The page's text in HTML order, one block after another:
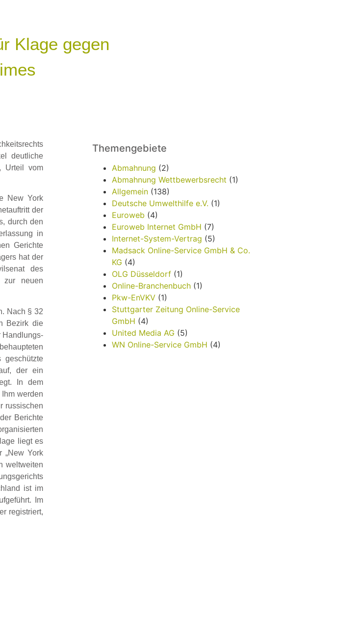
Klage gegen
deutliche
Urteil vom
New York
der
durch den
in
Gerichte
hat der
des
zur neuen
Nach § 32
Bezirk die
Handlungs-
geschützte
der ein
In dem
werden
russischen
Berichte
liegt es
„New York
weltweiten
ist im
Im
registriert,
Themengebiete
Abmahnung (2)
Abmahnung Wettbewerbsrecht (1)
Allgemein (138)
Deutsche Umwelthilfe e.V. (1)
Euroweb (4)
Euroweb Internet GmbH (7)
Internet-System-Vertrag (5)
Madsack Online-Service GmbH & Co.
KG (4)
OLG Düsseldorf (1)
Online-Branchenbuch (1)
Pkw-EnVKV (1)
Stuttgarter Zeitung Online-Service
GmbH (4)
United Media AG (5)
WN Online-Service GmbH (4)